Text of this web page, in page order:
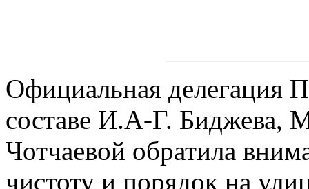
Официальная делегация
составе И.А-Г.
Чотчаевой обратила
чистоту и порядок на